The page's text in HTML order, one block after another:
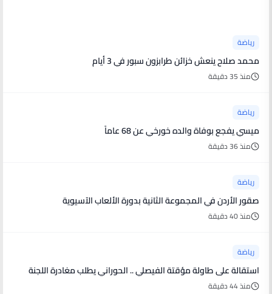
رياضة
محمد صلاح ينعش خزائن طرابزون سبور في 3 أيام
منذ 35 دقيقة
رياضة
ميسي يفجع بوفاة والده خورخي عن 68 عاماً
منذ 36 دقيقة
رياضة
صقور الأردن في المجموعة الثانية بدورة الألعاب الآسيوية
منذ 40 دقيقة
رياضة
استقالة على طاولة مؤقتة الفيصلي .. الحوراني يطلب مغادرة اللجنة
منذ 44 دقيقة